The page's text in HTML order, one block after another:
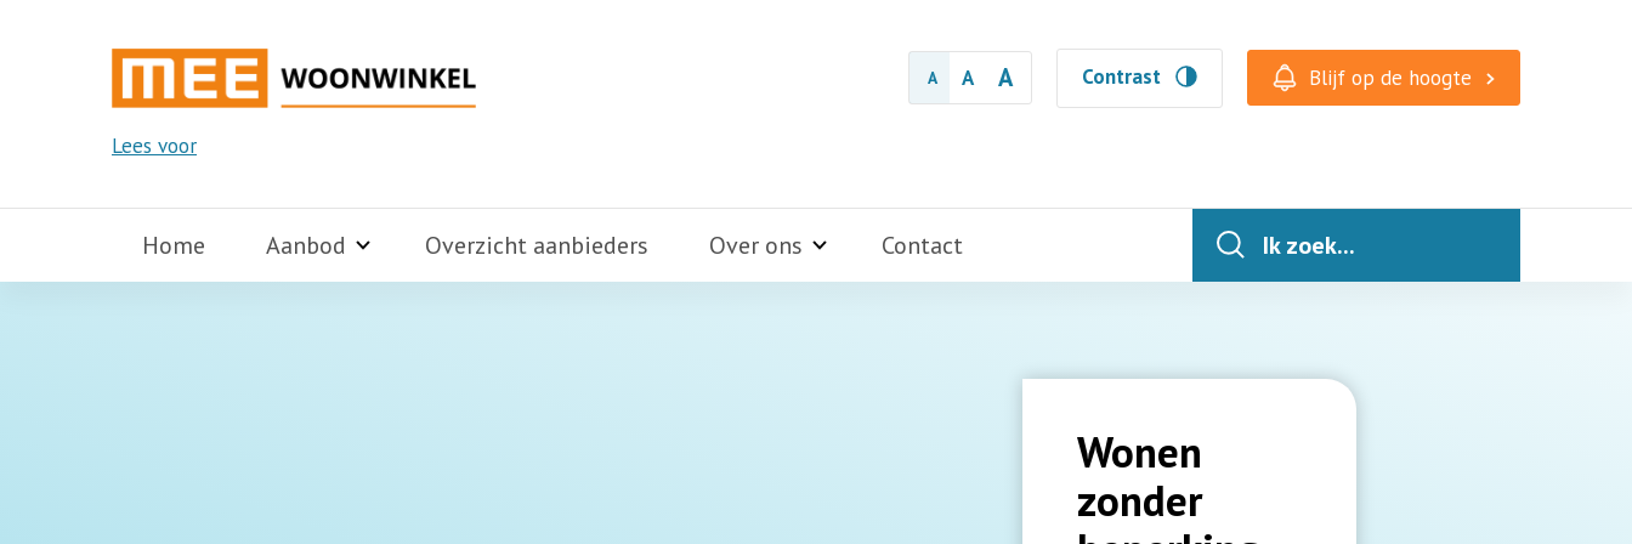
A A A Contrast Blijf op de hoogte
Lees voor
Home Aanbod Overzicht aanbieders Over ons Contact Ik zoek...
Wonen
zonder